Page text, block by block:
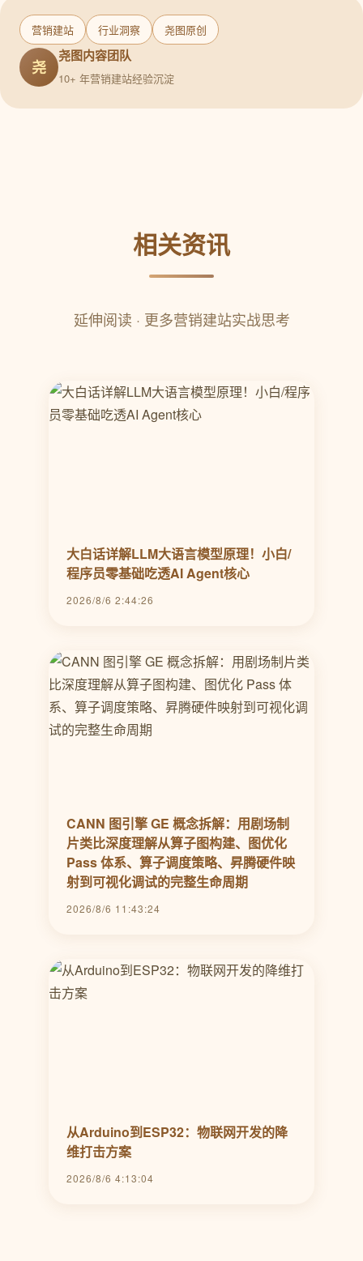
营销建站 行业洞察 尧图原创
尧
尧图内容团队
10+ 年营销建站经验沉淀
相关资讯
延伸阅读 · 更多营销建站实战思考
大白话详解LLM大语言模型原理！小白/
程序员零基础吃透AI Agent核心
2026/8/6 2:44:26
CANN 图引擎 GE 概念拆解：用剧场制
片类比深度理解从算子图构建、图优化
Pass 体系、算子调度策略、昇腾硬件映
射到可视化调试的完整生命周期
2026/8/6 11:43:24
从Arduino到ESP32：物联网开发的降
维打击方案
2026/8/6 4:13:04